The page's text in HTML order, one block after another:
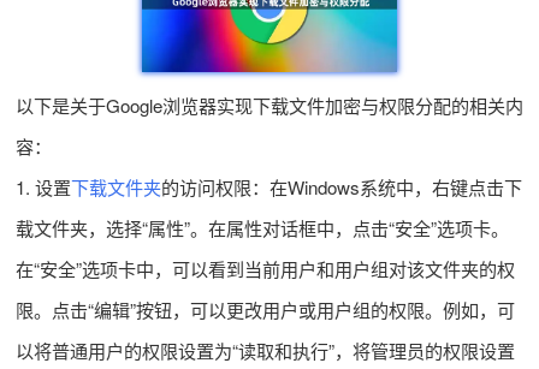
以下是关于Google浏览器实现下载文件加密与权限分配的相关内
容：
1. 设置下载文件夹的访问权限：在Windows系统中，右键点击下
载文件夹，选择“属性”。在属性对话框中，点击“安全”选项卡。
在“安全”选项卡中，可以看到当前用户和用户组对该文件夹的权
限。点击“编辑”按钮，可以更改用户或用户组的权限。例如，可
以将普通用户的权限设置为“读取和执行”，将管理员的权限设置